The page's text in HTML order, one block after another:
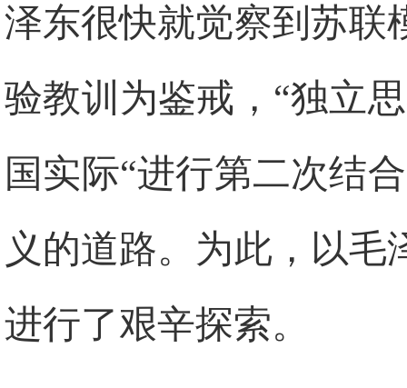
泽东很快就觉察到苏联
验教训为鉴戒，“独立
国实际“进行第二次结
义的道路。为此，以
进行了艰辛探索。